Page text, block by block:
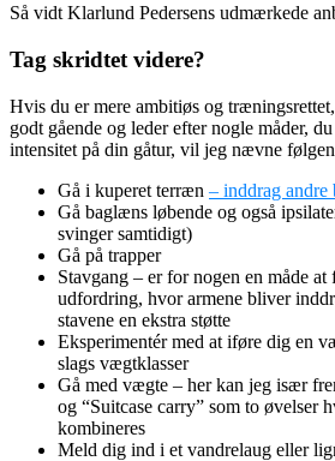
Så vidt Klarlund Pedersens udmærkede
Tag skridtet videre?
Hvis du er mere ambitiøs og
godt gående og leder efter nogle måder,
intensitet på din gåtur, vil jeg nævne
Gå i kuperet terræn – inddrag andre
Gå baglæns løbende og også
svinger samtidigt)
Gå på trapper
Stavgang – er for nogen en måde at
udfordring, hvor armene bliver
stavene en ekstra støtte
Eksperimentér med at iføre dig en
slags vægtklasser
Gå med vægte – her kan jeg især
og “Suitcase carry” som to øvelser
kombineres
Meld dig ind i et vandrelaug eller